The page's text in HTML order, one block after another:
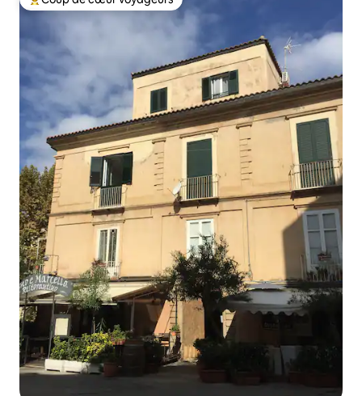
Coups de cœur voyageurs les plus appréciés